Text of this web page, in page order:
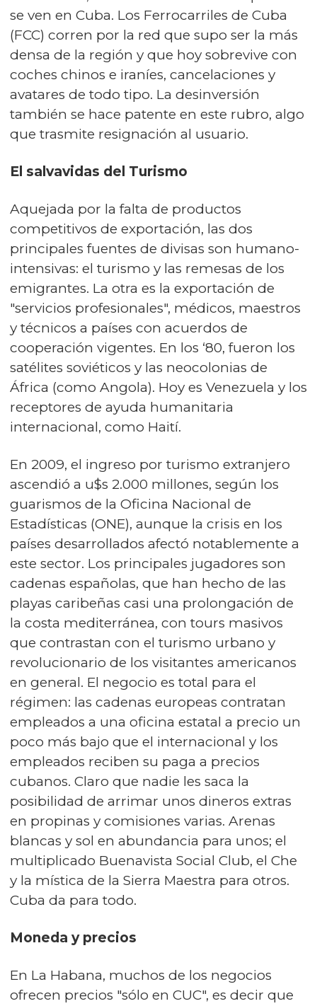
se ven en Cuba. Los Ferrocarriles de Cuba
(FCC) corren por la red que supo ser la más
densa de la región y que hoy sobrevive con
coches chinos e iraníes, cancelaciones y
avatares de todo tipo. La desinversión
también se hace patente en este rubro, algo
que trasmite resignación al usuario.
El salvavidas del Turismo
Aquejada por la falta de productos
competitivos de exportación, las dos
principales fuentes de divisas son humano-
intensivas: el turismo y las remesas de los
emigrantes. La otra es la exportación de
"servicios profesionales", médicos, maestros
y técnicos a países con acuerdos de
cooperación vigentes. En los ‘80, fueron los
satélites soviéticos y las neocolonias de
África (como Angola). Hoy es Venezuela y los
receptores de ayuda humanitaria
internacional, como Haití.
En 2009, el ingreso por turismo extranjero
ascendió a u$s 2.000 millones, según los
guarismos de la Oficina Nacional de
Estadísticas (ONE), aunque la crisis en los
países desarrollados afectó notablemente a
este sector. Los principales jugadores son
cadenas españolas, que han hecho de las
playas caribeñas casi una prolongación de
la costa mediterránea, con tours masivos
que contrastan con el turismo urbano y
revolucionario de los visitantes americanos
en general. El negocio es total para el
régimen: las cadenas europeas contratan
empleados a una oficina estatal a precio un
poco más bajo que el internacional y los
empleados reciben su paga a precios
cubanos. Claro que nadie les saca la
posibilidad de arrimar unos dineros extras
en propinas y comisiones varias. Arenas
blancas y sol en abundancia para unos; el
multiplicado Buenavista Social Club, el Che
y la mística de la Sierra Maestra para otros.
Cuba da para todo.
Moneda y precios
En La Habana, muchos de los negocios
ofrecen precios "sólo en CUC", es decir que